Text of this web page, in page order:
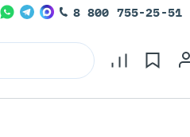
8 800 755-25-51